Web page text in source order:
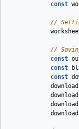
const
//
//
const
const
const